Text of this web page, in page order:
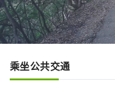
乘坐公共交通